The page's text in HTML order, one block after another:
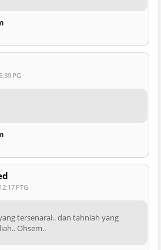
PG
PTG
tersenarai.. dan tahniah yang
Ohsem..